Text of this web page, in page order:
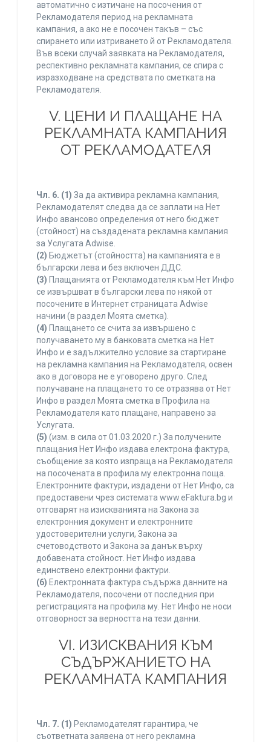
автоматично с изтичане на посочения от
Рекламодателя период на рекламната
кампания, а ако не е посочен такъв – със
спирането или изтриването й от Рекламодателя.
Във всеки случай заявката на Рекламодателя,
респективно рекламната кампания, се спира с
изразходване на средствата по сметката на
Рекламодателя.
V. ЦЕНИ И ПЛАЩАНЕ НА
РЕКЛАМНАТА КАМПАНИЯ
ОТ РЕКЛАМОДАТЕЛЯ
Чл. 6. (1) За да активира рекламна кампания,
Рекламодателят следва да се заплати на Нет
Инфо авансово определения от него бюджет
(стойност) на създадената рекламна кампания
за Услугата Adwise.
(2) Бюджетът (стойността) на кампанията е в
български лева и без включен ДДС.
(3) Плащанията от Рекламодателя към Нет Инфо
се извършват в български лева по някой от
посочените в Интернет страницата Adwise
начини (в раздел Моята сметка).
(4) Плащането се счита за извършено с
получаването му в банковата сметка на Нет
Инфо и е задължително условие за стартиране
на рекламна кампания на Рекламодателя, освен
ако в договора не е уговорено друго. След
получаване на плащането то се отразява от Нет
Инфо в раздел Моята сметка в Профила на
Рекламодателя като плащане, направено за
Услугата.
(5) (изм. в сила от 01.03.2020 г.) За получените
плащания Нет Инфо издава електрона фактура,
съобщение за която изпраща на Рекламодателя
на посочената в профила му електронна поща.
Електронните фактури, издадени от Нет Инфо, са
предоставени чрез системата www.eFaktura.bg и
отговарят на изискванията на Закона за
електронния документ и електронните
удостоверителни услуги, Закона за
счетоводството и Закона за данък върху
добавената стойност. Нет Инфо издава
единствено електронни фактури.
(6) Електронната фактура съдържа данните на
Рекламодателя, посочени от последния при
регистрацията на профила му. Нет Инфо не носи
отговорност за верността на тези данни.
VI. ИЗИСКВАНИЯ КЪМ
СЪДЪРЖАНИЕТО НА
РЕКЛАМНАТА КАМПАНИЯ
Чл. 7. (1) Рекламодателят гарантира, че
съответната заявена от него рекламна